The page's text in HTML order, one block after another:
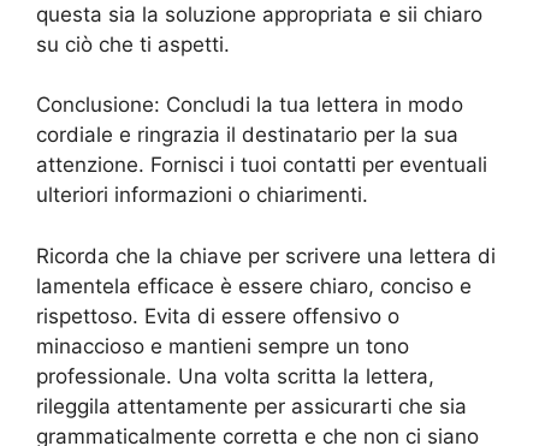
questa sia la soluzione appropriata e sii chiaro
su ciò che ti aspetti.
Conclusione: Concludi la tua lettera in modo
cordiale e ringrazia il destinatario per la sua
attenzione. Fornisci i tuoi contatti per eventuali
ulteriori informazioni o chiarimenti.
Ricorda che la chiave per scrivere una lettera di
lamentela efficace è essere chiaro, conciso e
rispettoso. Evita di essere offensivo o
minaccioso e mantieni sempre un tono
professionale. Una volta scritta la lettera,
rileggila attentamente per assicurarti che sia
grammaticalmente corretta e che non ci siano